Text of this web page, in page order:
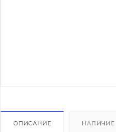
ОПИСАНИЕ НАЛИЧИЕ